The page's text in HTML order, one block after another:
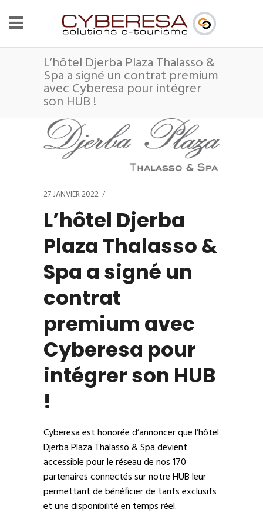
L’hôtel Djerba Plaza Thalasso &
Spa a signé un contrat premium
avec Cyberesa pour intégrer
son HUB !
27 JANVIER 2022
L’hôtel Djerba
Plaza Thalasso &
Spa a signé un
contrat
premium avec
Cyberesa pour
intégrer son HUB
!
Cyberesa est honorée d’annoncer que l’hôtel
Djerba Plaza Thalasso & Spa devient
accessible pour le réseau de nos 170
partenaires connectés sur notre HUB leur
permettant de bénéficier de tarifs exclusifs
et une disponibilité en temps réel.